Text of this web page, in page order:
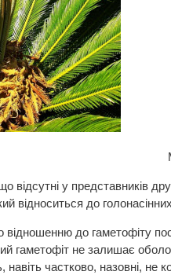
відсутні у представників
відноситься до
до гаметофіту
гаметофіт не залишає
навіть частково, назовні, не